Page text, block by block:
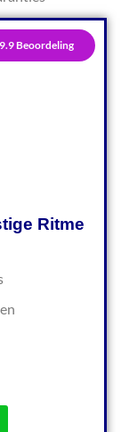
9.9 Beoordeling
Ritme